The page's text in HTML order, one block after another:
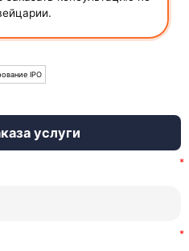
IPO
услуги